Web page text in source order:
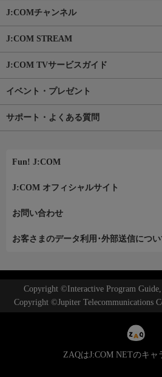
J:COMチャンネル
J:COM STREAM
J:COM TVサービスガイド
イベント・プレゼント
サポート・よくある質問
Fun! J:COM
J:COM オフィシャルサイト
お問い合わせ
お客さまのデータ利用･外部送信につい
Copyright ©Interactive Program
Copyright ©Jupiter Telecommunications
ZAQはJ:COM NETのキャ